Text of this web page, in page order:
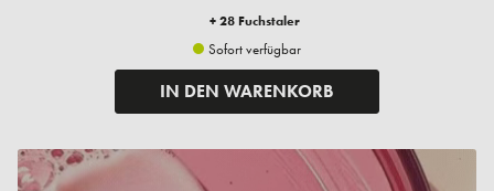
+ 28 Fuchstaler
Sofort verfügbar
IN DEN WARENKORB